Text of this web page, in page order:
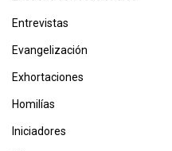
Entrevistas
Evangelización
Exhortaciones
Homilías
Iniciadores